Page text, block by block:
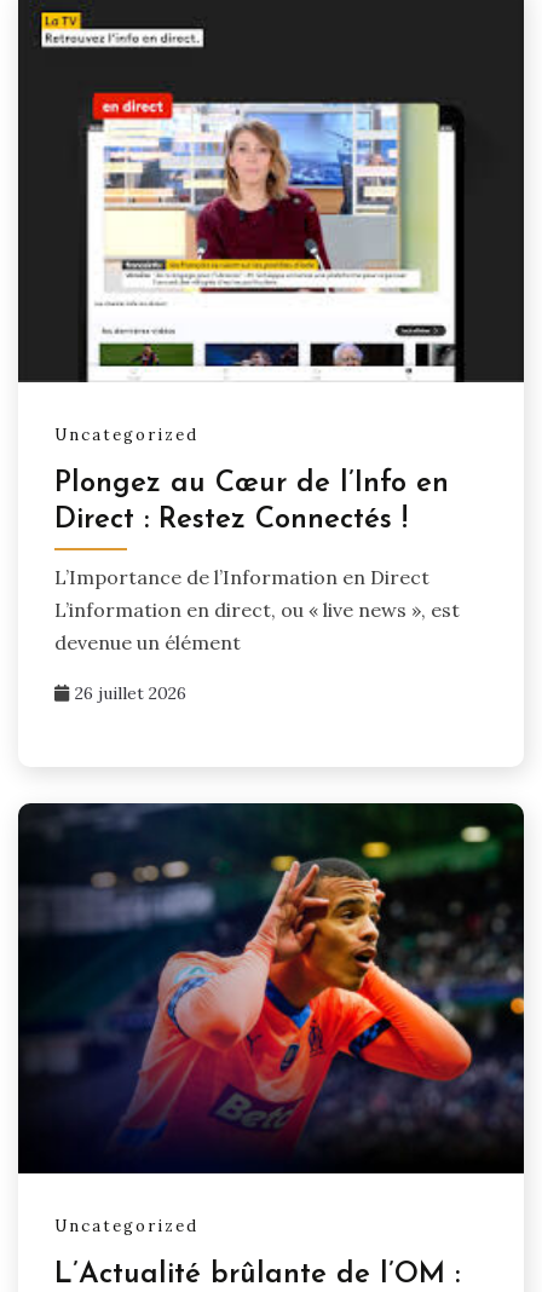
Uncategorized
Plongez au Cœur de l’Info en
Direct : Restez Connectés !
L’Importance de l’Information en Direct
L’information en direct, ou « live news », est
devenue un élément
26 juillet 2026
Uncategorized
L’Actualité brûlante de l’OM :